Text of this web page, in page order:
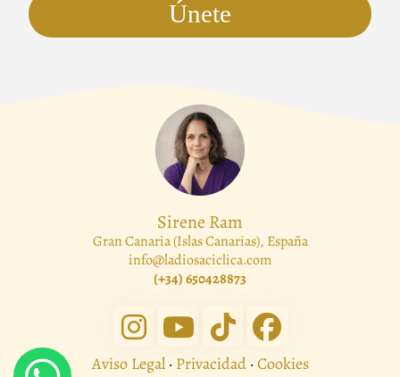
Sirene Ram
Gran Canaria (Islas Canarias), España
info@ladiosaciclica.com
(+34) 650428873
Aviso Legal· Privacidad·Cookies